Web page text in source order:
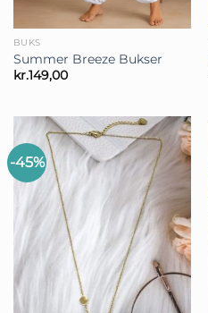
BUKS
Summer Breeze Bukser
kr.149,00
-45%